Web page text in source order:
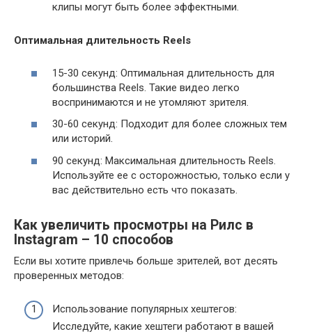
клипы могут быть более эффектными.
Оптимальная длительность Reels
15-30 секунд: Оптимальная длительность для
большинства Reels. Такие видео легко
воспринимаются и не утомляют зрителя.
30-60 секунд: Подходит для более сложных тем
или историй.
90 секунд: Максимальная длительность Reels.
Используйте ее с осторожностью, только если у
вас действительно есть что показать.
Как увеличить просмотры на Рилс в
Instagram – 10 способов
Если вы хотите привлечь больше зрителей, вот десять
проверенных методов:
Использование популярных хештегов:
Исследуйте, какие хештеги работают в вашей